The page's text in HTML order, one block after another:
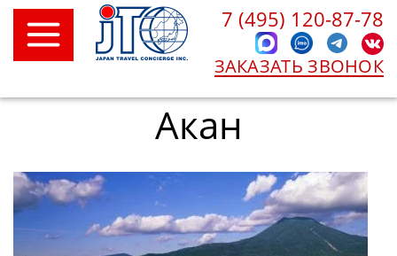
7 (495) 120-87-78
ЗАКАЗАТЬ ЗВОНОК
Акан